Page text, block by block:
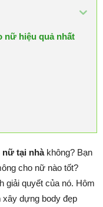
nữ hiệu quả nhất
nữ tại nhàkhông? Bạn
cho nữ nào tốt?
giải quyết của nó. Hôm
xây dựng body đẹp